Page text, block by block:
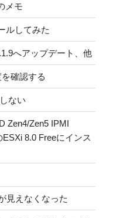
メモ
ルしてみた
へアップデート、他
確認する
ない
Zen4/Zen5 IPMI
8.0 Freeにインス
見えなくなった